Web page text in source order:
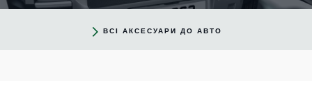
ВСІ АКСЕСУАРИ ДО АВТО